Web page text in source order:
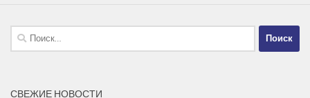
Найти:
СВЕЖИЕ НОВОСТИ